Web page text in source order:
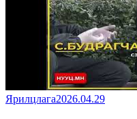
Ярилцлага2026.04.29